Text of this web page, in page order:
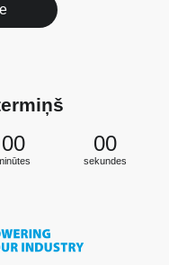
00 00
sekundes